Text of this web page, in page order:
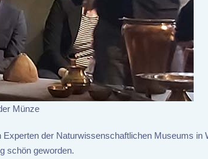
Münze
der Naturwissenschaftlichen Museums in
schön geworden.